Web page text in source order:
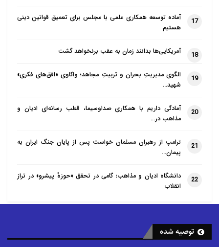
17
آماده توسعه همکاری علمی با مجلس برای تعمیق قوانین دینی
هستیم
18 آمریکایی‌ها بدانند زمان به عقب برنخواهد گشت
19
الگوی مدیریتِ بحران و تربیتِ مجاهد؛ واکاوی «افق‌های فکری»
شهید…
20
آمادگی داریم با همکاری صداوسیما، قطب رسانه‌ای ادیان و
مذاهب در…
21
ترامپ از رهبران مسلمان خواست پس از پایان جنگ ایران به
پیمان…
22
دانشگاه ادیان و مذاهب؛ گامی در تحقق «حوزهٔ پیشرو» در تراز
انقلاب
توصیه شده